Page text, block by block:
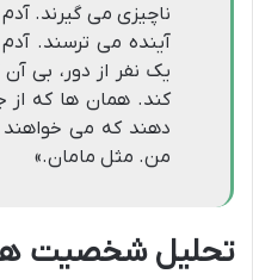
ناچیزی می گیرند.
آینده می ترسند.
یک نفر از دور، بی
کند. همان ها که از
دهند که می
من. مثل مامان.»
تحلیل شخصیت